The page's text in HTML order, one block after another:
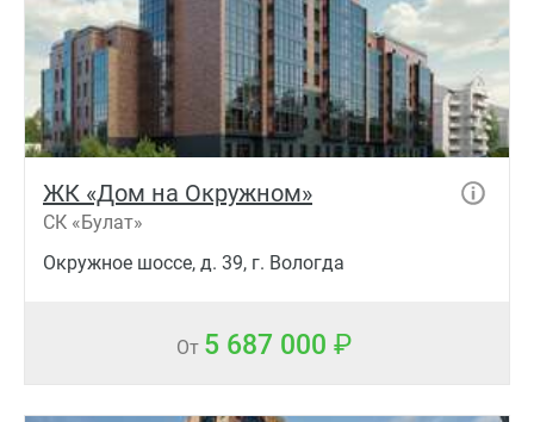
ЖК «Дом на Окружном»
СК «Булат»
Окружное шоссе, д. 39, г. Вологда
От 5 687 000